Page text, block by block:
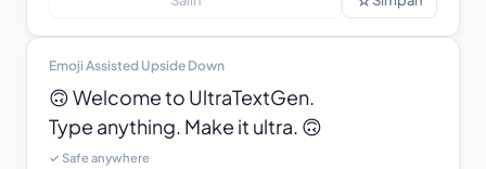
Emoji Assisted Upside Down
🙃 Welcome to UltraTextGen.
Type anything. Make it ultra. 🙃
✓ Safe anywhere